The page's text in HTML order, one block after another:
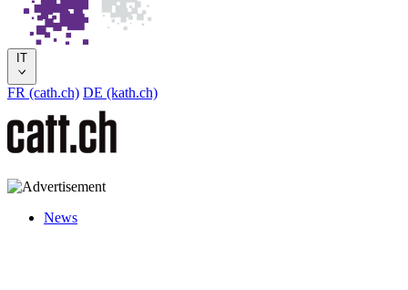
IT
FR (cath.ch) DE (kath.ch)
News